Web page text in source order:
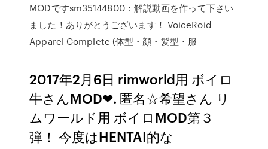
MODですsm35144800：解説動画を作って下さい
ました！ありがとうございます！ VoiceRoid
Apparel Complete (体型・顔・髪型・服
2017年2月6日 rimworld用 ボイロ
牛さんMOD❤. 匿名☆希望さん リ
ムワールド用 ボイロMOD第３
弾！ 今度はHENTAI的な